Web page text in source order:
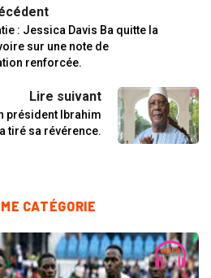
: Jessica Davis Ba quitte la
sur une note de
renforcée.
Lire suivant
président Ibrahim
tiré sa révérence.
CATÉGORIE